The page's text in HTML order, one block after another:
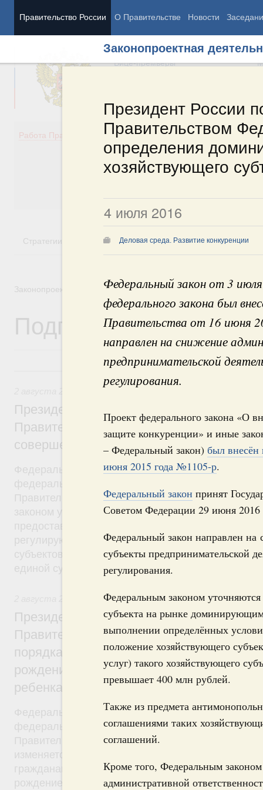
Правительство России О Правительстве Новости
Законопроектная
Президент России
Правительством
определения
хозяйствующего
4 июля 2016
Деловая среда. Развитие конкуренции
Федеральный закон от 3
федерального закона был
Правительства от 16 июня
направлен на снижение
предпринимательской
регулирования.
Проект федерального закона «О
защите конкуренции» и иные
– Федеральный закон) был внесён
июня 2015 года №1105-р.
Федеральный закон принят
Советом Федерации 29 июня 2016
Федеральный закон направлен на
субъекты предпринимательской
регулирования.
Федеральным законом
субъекта на рынке
выполнении определённых
положение хозяйствующего
услуг) такого хозяйствующего
превышает 400 млн рублей.
Также из предмета
соглашениями таких
соглашений.
Кроме того, Федеральным
административной
Председатель Правительства
Вице-премьеры
Работа Правительства
Демография
Здоровье
Культура
Государство
Стратегии Государственные программы
Законопроектная деятельность
Подписанные
Президент России подписал
Правительством Федеральный закон,
совершенствование системы
Федеральный закон от 2 августа 2019 года
Правительства от 24 октября 2018 года №2288-
законом уточняются условия и порядок
регулирующие вопросы предоставления
субъектов Федерации из федерального
единой субвенции.
Демографическая политика
Президент России подписал
Правительством Федеральный закон об
порядка установления ежемесячной
рождением или усыновлением первого
ребенка
Федеральный закон от 2 августа 2019 года
федерального закона был внесён в Госдуму
Правительства от 28 мая 2019 года №1092-р.
гражданам будет назначаться ежемесячная
рождением (усыновлением) первого или